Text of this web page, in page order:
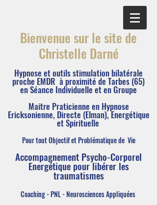
Bienvenue sur le site de
Christelle Darné
Hypnose et outils stimulation bilatérale
proche EMDR à proximité de Tarbes (65)
en Séance Individuelle et en Groupe
Maitre Praticienne en Hypnose
Ericksonienne, Directe (Elman),Energétique
et Spirituelle
Pour tout Objectif et Problématique de Vie
Accompagnement Psycho-Corporel
Energétique pour libérer les
traumatismes
Coaching - PNL - Neurosciences Appliquées